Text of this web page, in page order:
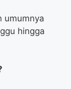
umumnya
hingga